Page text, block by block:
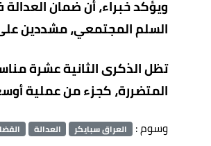
ويؤكد خبراء، أن ضمان
السلم المجتمعي، مشددين
تظل الذكرى الثانية عشرة
المتضررة، كجزء من عملية
وسوم : العراق سبايكر العدالة